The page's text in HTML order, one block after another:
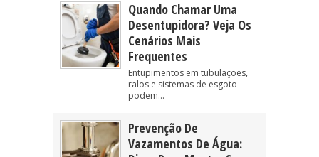
Quando Chamar Uma
Desentupidora? Veja Os
Cenários Mais
Frequentes
Entupimentos em tubulações,
ralos e sistemas de esgoto
podem...
Prevenção De
Vazamentos De Água: